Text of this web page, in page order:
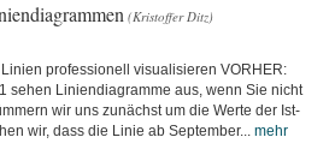
(Kristoffer Ditz)
professionell visualisieren VORHER:
sehen Liniendiagramme aus, wenn Sie nicht
wir uns zunächst um die Werte der Ist-
wir, dass die Linie ab September... mehr